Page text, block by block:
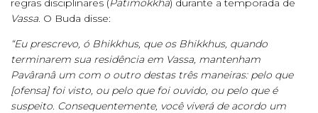
regras disciplinares (Patimokkha) durante a temporada de
Vassa. O Buda disse:
“Eu prescrevo, ó Bhikkhus, que os Bhikkhus, quando
terminarem sua residência em Vassa, mantenham
Pavâranâ um com o outro destas três maneiras: pelo que
[ofensa] foi visto, ou pelo que foi ouvido, ou pelo que é
suspeito. Consequentemente, você viverá de acordo um